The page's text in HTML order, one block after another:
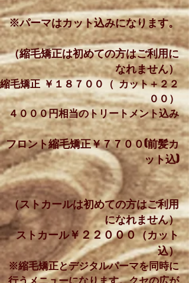
※パーマはカット込みになります。
​（縮毛矯正は初めての方はご利用に
なれません）
縮毛矯正 ￥１８７００（ カット＋２２
００ ）
４０００円相当のトリートメント込み
フロント縮毛矯正￥７７００(前髪カ
ット込)
（ストカールは初めての方はご利用
になれません）
ストカール￥２２０００（カット
込）
※縮毛矯正とデジタルパーマを同時に